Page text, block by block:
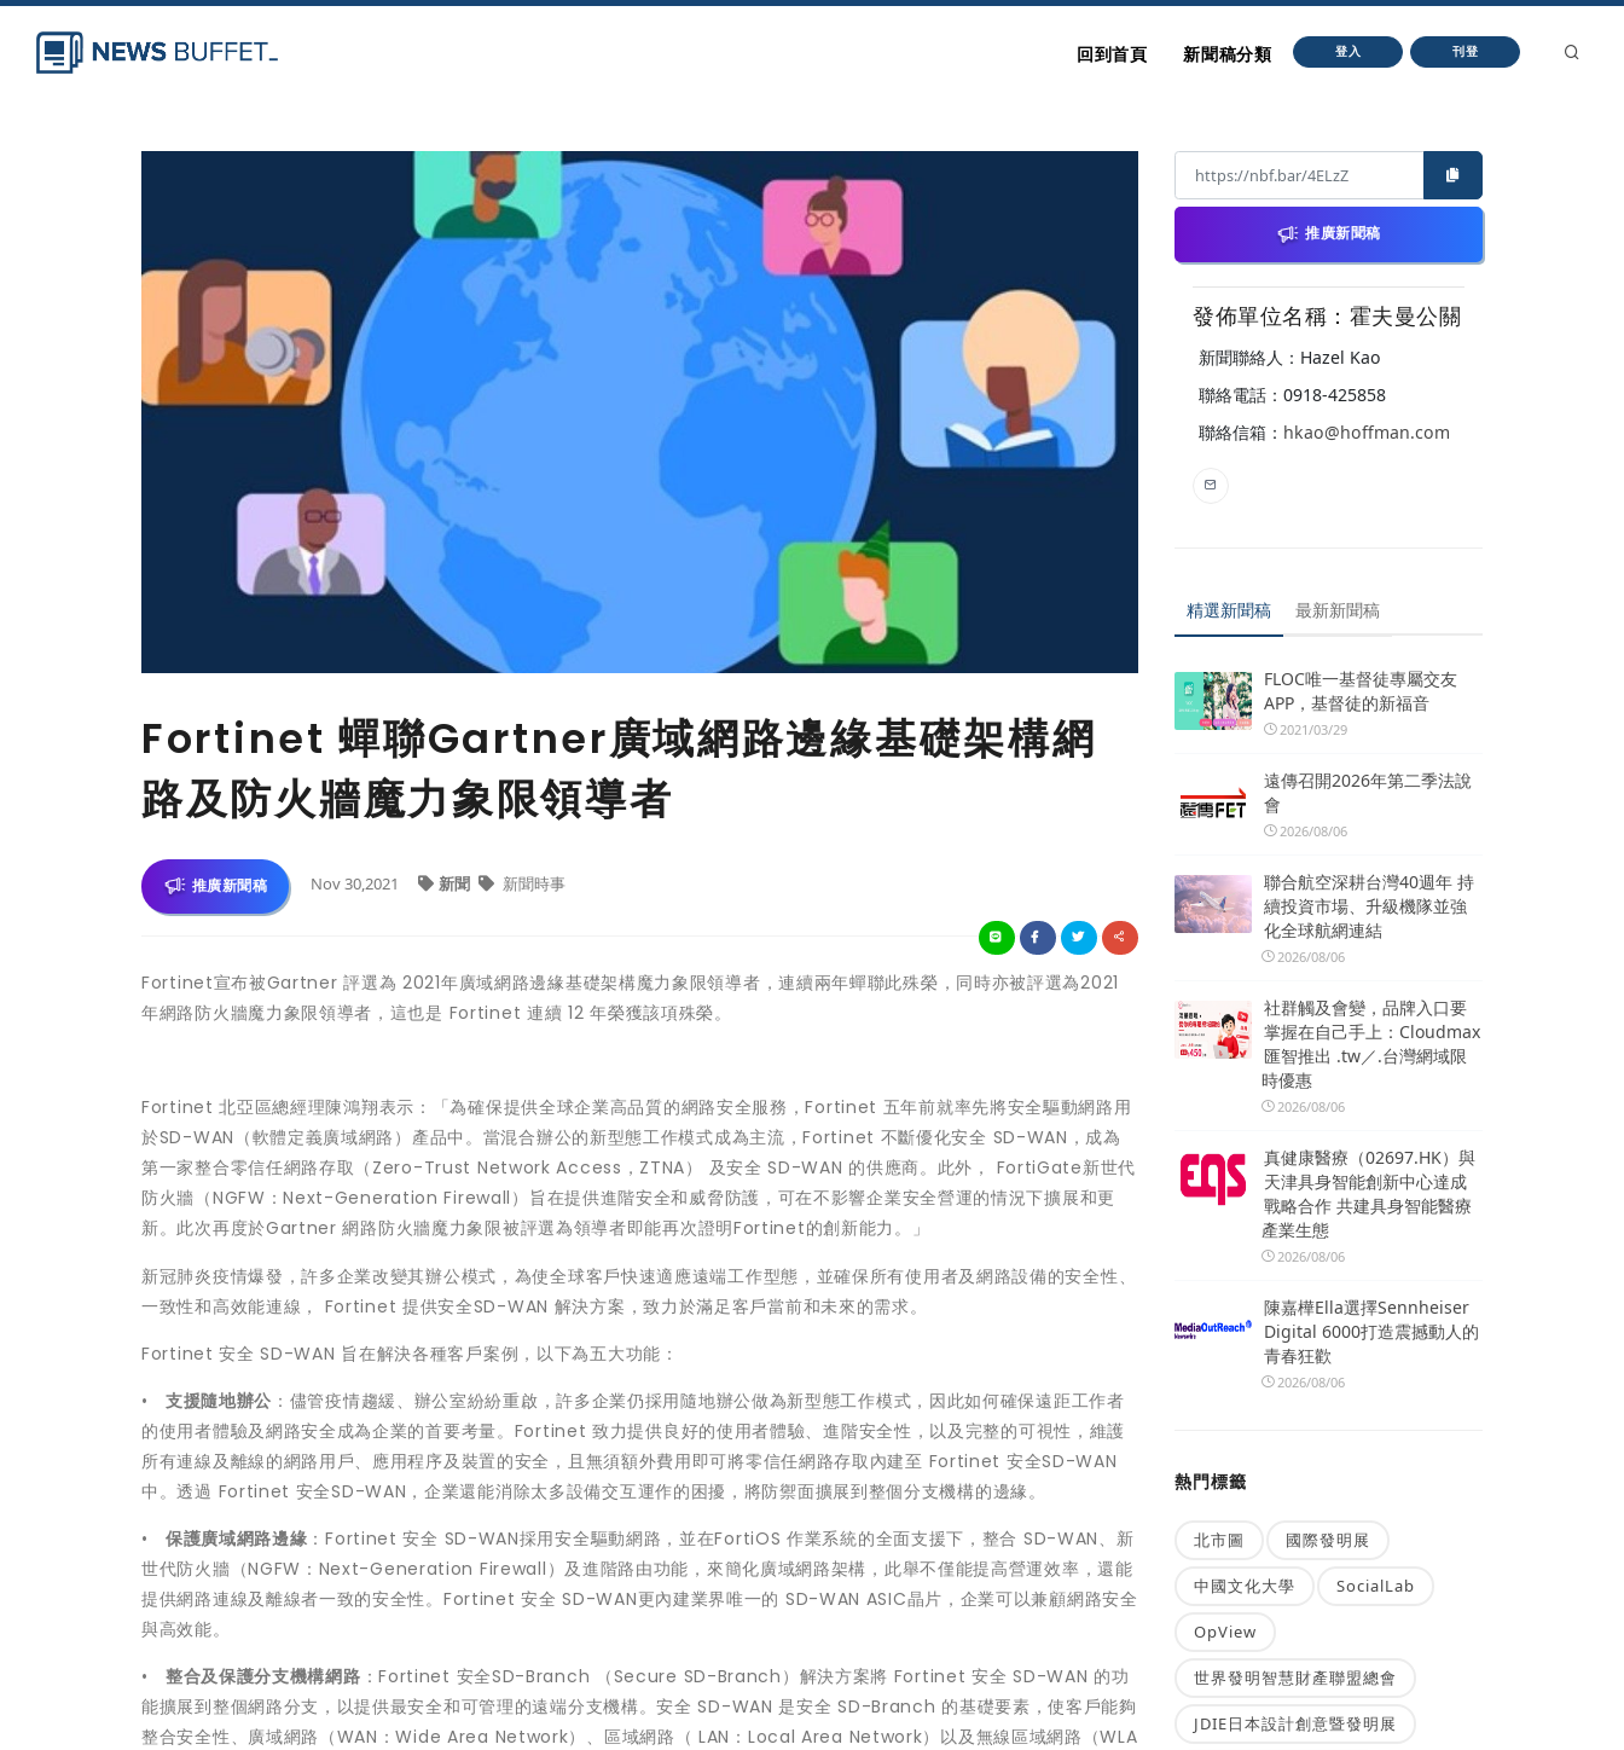
回到首頁 新聞稿分類 登入 刊登
Fortinet 蟬聯Gartner廣域網路邊緣基礎架構網
路及防火牆魔力象限領導者
推廣新聞稿 Nov 30,2021 新聞 新聞時事
Fortinet宣布被Gartner 評選為 2021年廣域網路邊緣基礎架構魔力象限領導者，連續兩年蟬聯此殊榮，同時亦被評選為2021
年網路防火牆魔力象限領導者，這也是 Fortinet 連續 12 年榮獲該項殊榮。
Fortinet 北亞區總經理陳鴻翔表示：「為確保提供全球企業高品質的網路安全服務，Fortinet 五年前就率先將安全驅動網路用
於SD-WAN（軟體定義廣域網路）產品中。當混合辦公的新型態工作模式成為主流，Fortinet 不斷優化安全 SD-WAN，成為
第一家整合零信任網路存取（Zero-Trust Network Access，ZTNA） 及安全 SD-WAN 的供應商。此外， FortiGate新世代
防火牆（NGFW：Next-Generation Firewall）旨在提供進階安全和威脅防護，可在不影響企業安全營運的情況下擴展和更
新。此次再度於Gartner 網路防火牆魔力象限被評選為領導者即能再次證明Fortinet的創新能力。」
新冠肺炎疫情爆發，許多企業改變其辦公模式，為使全球客戶快速適應遠端工作型態，並確保所有使用者及網路設備的安全性、
一致性和高效能連線， Fortinet 提供安全SD-WAN 解決方案，致力於滿足客戶當前和未來的需求。
Fortinet 安全 SD-WAN 旨在解決各種客戶案例，以下為五大功能：
• 支援隨地辦公 ：儘管疫情趨緩、辦公室紛紛重啟，許多企業仍採用隨地辦公做為新型態工作模式，因此如何確保遠距工作者
的使用者體驗及網路安全成為企業的首要考量。Fortinet 致力提供良好的使用者體驗、進階安全性，以及完整的可視性，維護
所有連線及離線的網路用戶、應用程序及裝置的安全，且無須額外費用即可將零信任網路存取內建至 Fortinet 安全SD-WAN
中。透過 Fortinet 安全SD-WAN，企業還能消除太多設備交互運作的困擾，將防禦面擴展到整個分支機構的邊緣。
• 保護廣域網路邊緣 ：Fortinet 安全 SD-WAN採用安全驅動網路，並在FortiOS 作業系統的全面支援下，整合 SD-WAN、新
世代防火牆（NGFW：Next-Generation Firewall）及進階路由功能，來簡化廣域網路架構，此舉不僅能提高營運效率，還能
提供網路連線及離線者一致的安全性。Fortinet 安全 SD-WAN更內建業界唯一的 SD-WAN ASIC晶片，企業可以兼顧網路安全
與高效能。
• 整合及保護分支機構網路 ：Fortinet 安全SD-Branch （Secure SD-Branch）解決方案將 Fortinet 安全 SD-WAN 的功
能擴展到整個網路分支，以提供最安全和可管理的遠端分支機構。安全 SD-WAN 是安全 SD-Branch 的基礎要素，使客戶能夠
整合安全性、廣域網路（WAN：Wide Area Network）、區域網路（ LAN：Local Area Network）以及無線區域網路（WLA
推廣新聞稿
發佈單位名稱：霍夫曼公關
新聞聯絡人：Hazel Kao
聯絡電話：0918-425858
聯絡信箱： hkao@hoffman.com
精選新聞稿 最新新聞稿
FLOC唯一基督徒專屬交友
APP，基督徒的新福音
2021/03/29
遠傳召開2026年第二季法說
會
2026/08/06
聯合航空深耕台灣40週年 持
續投資市場、升級機隊並強
化全球航網連結
2026/08/06
社群觸及會變，品牌入口要
掌握在自己手上：Cloudmax
匯智推出 .tw／.台灣網域限
時優惠
2026/08/06
真健康醫療（02697.HK）與
天津具身智能創新中心達成
戰略合作 共建具身智能醫療
產業生態
2026/08/06
陳嘉樺Ella選擇Sennheiser
Digital 6000打造震撼動人的
青春狂歡
2026/08/06
熱門標籤
北市圖 國際發明展
中國文化大學 SocialLab
OpView
世界發明智慧財產聯盟總會
JDIE日本設計創意暨發明展